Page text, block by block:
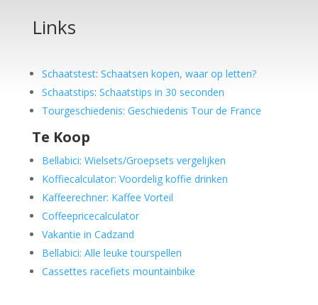
Links
Schaatstest: Schaatsen kopen, waar op letten?
Schaatstips: Schaatstips in 30 seconden
Tourgeschiedenis: Geschiedenis Tour de France
Te Koop
Bellabici: Wielsets/Groepsets vergelijken
Koffiecalculator: Voordelig koffie drinken
Kaffeerechner: Kaffee Vorteil
Coffeepricecalculator
Vakantie in Cadzand
Bellabici: Alle leuke tourspellen
Cassettes racefiets mountainbike